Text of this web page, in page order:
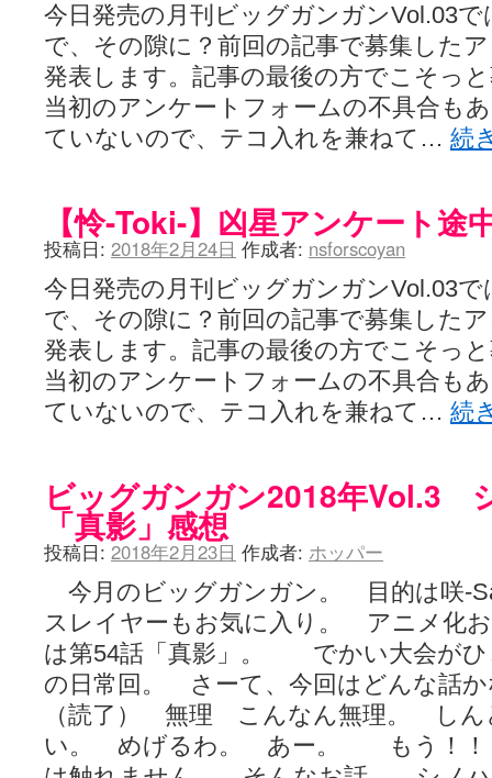
今日発売の月刊ビッグガンガンVol.03で
で、その隙に？前回の記事で募集した
発表します。記事の最後の方でこそっ
当初のアンケートフォームの不具合も
ていないので、テコ入れを兼ねて… 続
【怜-Toki-】凶星アンケート途
投稿日: 2018年2月24日 作成者: nsforscoyan
今日発売の月刊ビッグガンガンVol.03で
で、その隙に？前回の記事で募集した
発表します。記事の最後の方でこそっ
当初のアンケートフォームの不具合も
ていないので、テコ入れを兼ねて… 続
ビッグガンガン2018年Vol.3
「真影」感想
投稿日: 2018年2月23日 作成者: ホッパー
今月のビッグガンガン。 目的は咲-
スレイヤーもお気に入り。 アニメ化
は第54話「真影」。 でかい大会がひ
の日常回。 さーて、今回はどんな話
（読了） 無理 こんなん無理。 し
い。 めげるわ。 あー。 もう！！